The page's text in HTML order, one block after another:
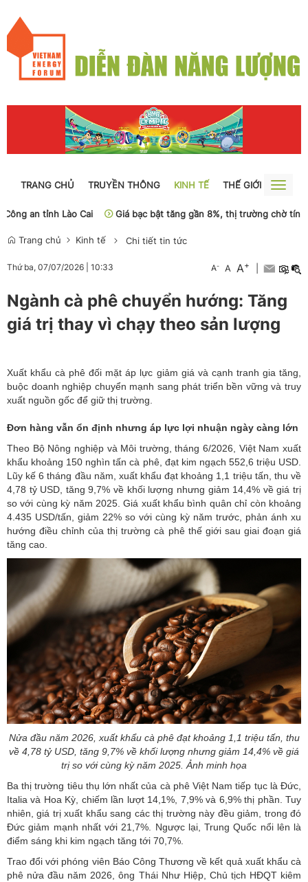
TRANG CHỦ TRUYỀN THÔNG KINH TẾ THẾ GIỚI
Toggle
an tỉnh Lào Cai
Giá bạc bật tăng gần 8%, thị trường chờ tín hiệu
Trang chủ Kinh tế Chi tiết tin tức
Thứ ba, 07/07/2026 10:33 A- A A+
Ngành cà phê chuyển hướng: Tăng
giá trị thay vì chạy theo sản lượng
Xuất khẩu cà phê đối mặt áp lực giảm giá và cạnh tranh gia tăng,
buộc doanh nghiệp chuyển mạnh sang phát triển bền vững và truy
xuất nguồn gốc để giữ thị trường.
Đơn hàng vẫn ổn định nhưng áp lực lợi nhuận ngày càng lớn
Theo Bộ Nông nghiệp và Môi trường, tháng 6/2026, Việt Nam xuất
khẩu khoảng 150 nghìn tấn cà phê, đạt kim ngạch 552,6 triệu USD.
Lũy kế 6 tháng đầu năm, xuất khẩu đạt khoảng 1,1 triệu tấn, thu về
4,78 tỷ USD, tăng 9,7% về khối lượng nhưng giảm 14,4% về giá trị
so với cùng kỳ năm 2025. Giá xuất khẩu bình quân chỉ còn khoảng
4.435 USD/tấn, giảm 22% so với cùng kỳ năm trước, phản ánh xu
hướng điều chỉnh của thị trường cà phê thế giới sau giai đoạn giá
tăng cao.
Nửa đầu năm 2026, xuất khẩu cà phê đạt khoảng 1,1 triệu tấn, thu
về 4,78 tỷ USD, tăng 9,7% về khối lượng nhưng giảm 14,4% về giá
trị so với cùng kỳ năm 2025. Ảnh minh họa
Ba thị trường tiêu thụ lớn nhất của cà phê Việt Nam tiếp tục là Đức,
Italia và Hoa Kỳ, chiếm lần lượt 14,1%, 7,9% và 6,9% thị phần. Tuy
nhiên, giá trị xuất khẩu sang các thị trường này đều giảm, trong đó
Đức giảm mạnh nhất với 21,7%. Ngược lại, Trung Quốc nổi lên là
điểm sáng khi kim ngạch tăng tới 70,7%.
Trao đổi với phóng viên Báo Công Thương về kết quả xuất khẩu cà
phê nửa đầu năm 2026, ông Thái Như Hiệp, Chủ tịch HĐQT kiêm